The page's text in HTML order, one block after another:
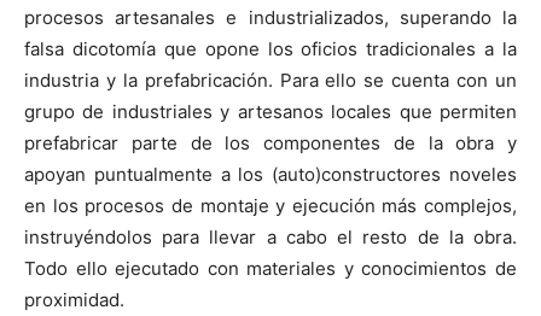
procesos artesanales e industrializados, superando la
falsa dicotomía que opone los oficios tradicionales a la
industria y la prefabricación. Para ello se cuenta con un
grupo de industriales y artesanos locales que permiten
prefabricar parte de los componentes de la obra y
apoyan puntualmente a los (auto)constructores noveles
en los procesos de montaje y ejecución más complejos,
instruyéndolos para llevar a cabo el resto de la obra.
Todo ello ejecutado con materiales y conocimientos de
proximidad.